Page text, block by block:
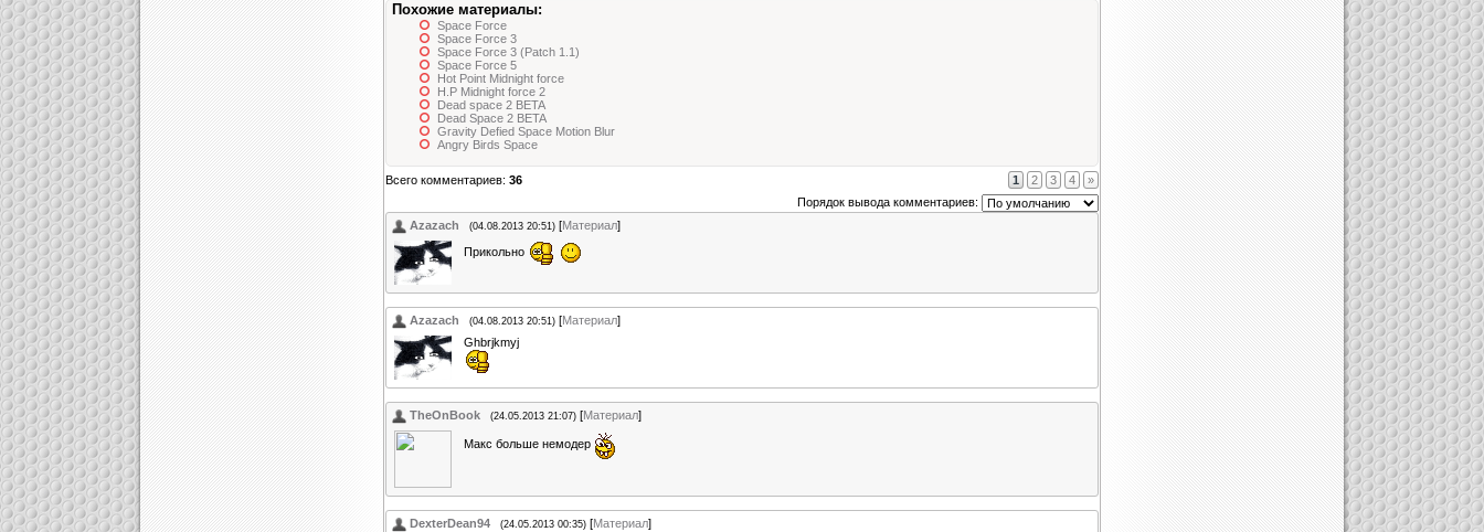
Похожие материалы:
Space Force
Space Force 3
Space Force 3 (Patch 1.1)
Space Force 5
Hot Point Midnight force
H.P Midnight force 2
Dead space 2 BETA
Dead Space 2 BETA
Gravity Defied Space Motion Blur
Angry Birds Space
Всего комментариев: 36 1 2 3 4
»
Порядок вывода комментариев:
Azazach
(04.08.2013 20:51) [Материал]
Прикольно
Azazach (04.08.2013 20:51) [Материал]
Ghbrjkmyj
TheOnBook (24.05.2013 21:07) [Материал]
Макс больше немодер
DexterDean94 (24.05.2013 00:35) [Материал]